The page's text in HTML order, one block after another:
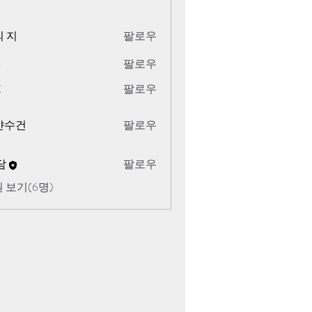
지
팔로우
팔로우
팔로우
수건 팔로우
팔로우
보기(6명)